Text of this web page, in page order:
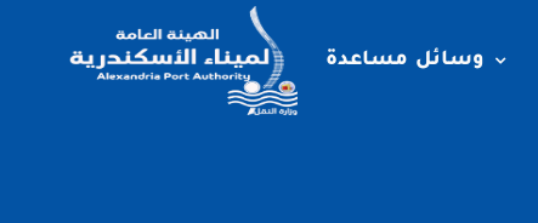
وسائل مساعدة